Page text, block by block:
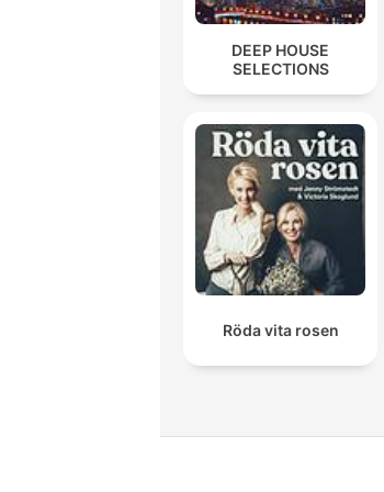
DEEP HOUSE
SELECTIONS
Röda vita rosen